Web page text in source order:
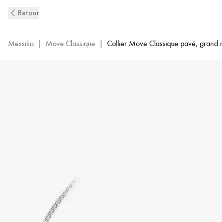
Move
Or
Retour
Messika | Move Classique | Collier Move Classique pavé, grand